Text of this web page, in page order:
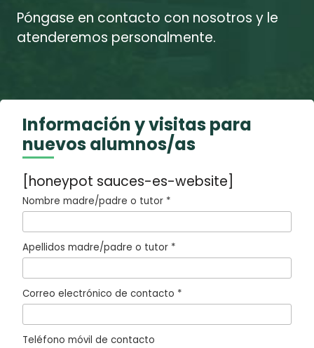
Póngase en contacto con nosotros y le
atenderemos personalmente.
Información y visitas para
nuevos alumnos/as
[honeypot sauces-es-website]
Nombre madre/padre o tutor *
Apellidos madre/padre o tutor *
Correo electrónico de contacto *
Teléfono móvil de contacto